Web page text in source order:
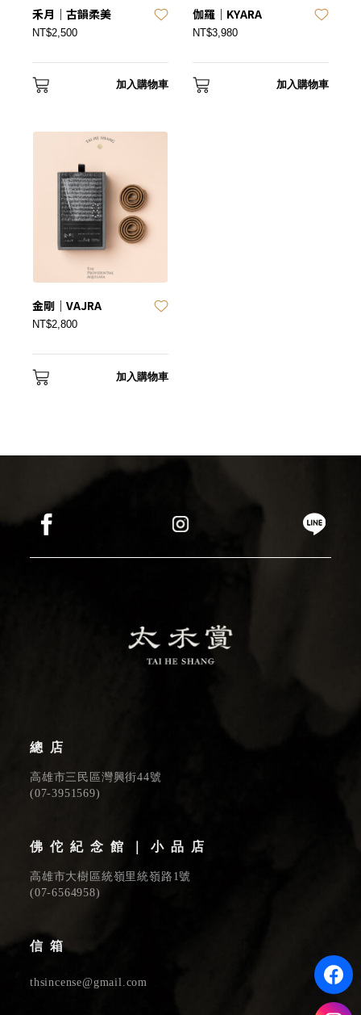
禾月｜古韻柔美
NT$2,500
加入購物車
伽羅｜KYARA
NT$3,980
加入購物車
金剛｜VAJRA
NT$2,800
加入購物車
總店
高雄市三民區灣興街44號
(07-3951569)
佛佗紀念館｜小品店
高雄市大樹區統嶺里統嶺路1號
(07-6564958)
信箱
thsincense@gmail.com